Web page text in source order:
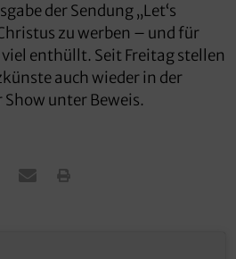
der Sendung „Let‘s
zu werben – und für
enthüllt. Seit Freitag stellen
auch wieder in der
Show unter Beweis.